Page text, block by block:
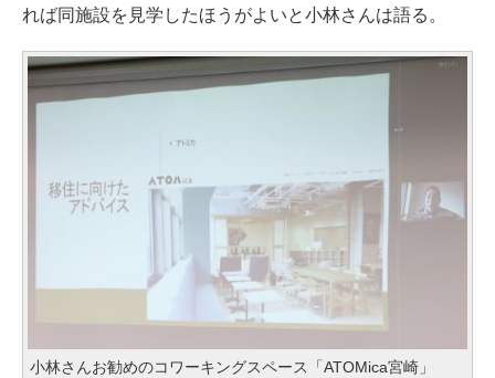
れば同施設を見学したほうがよいと小林さんは語る。
小林さんお勧めのコワーキングスペース「ATOMica宮崎」